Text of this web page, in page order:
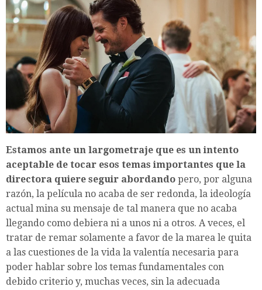
Estamos ante un largometraje que es un intento
aceptable de tocar esos temas importantes que la
directora quiere seguir abordando pero, por alguna
razón, la película no acaba de ser redonda, la ideología
actual mina su mensaje de tal manera que no acaba
llegando como debiera ni a unos ni a otros. A veces, el
tratar de remar solamente a favor de la marea le quita
a las cuestiones de la vida la valentía necesaria para
poder hablar sobre los temas fundamentales con
debido criterio y, muchas veces, sin la adecuada